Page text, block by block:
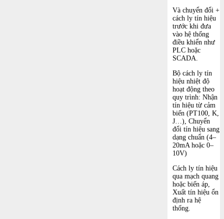
Và chuyển đổi +
cách ly tín hiệu
trước khi đưa
vào hệ thống
điều khiển như
PLC hoặc
SCADA.
Bộ cách ly tín
hiệu nhiệt độ
hoạt động theo
quy trình: Nhận
tín hiệu từ cảm
biến (PT100, K,
J…), Chuyển
đổi tín hiệu sang
dạng chuẩn (4–
20mA hoặc 0–
10V)
Cách ly tín hiệu
qua mạch quang
hoặc biến áp,
Xuất tín hiệu ổn
định ra hệ
thống.